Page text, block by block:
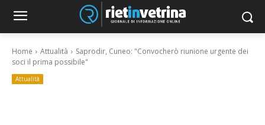
Home Attualità
Saprodir, Cuneo: "Convocherò riunione urgente dei
soci il prima possibile"
Attualità